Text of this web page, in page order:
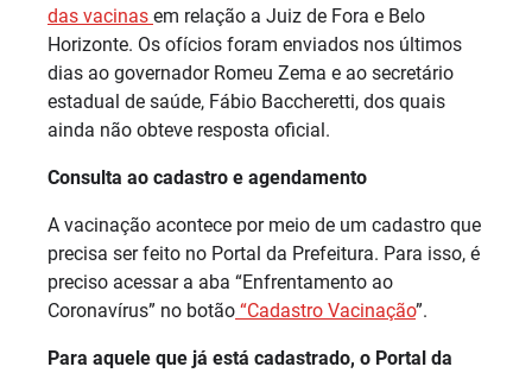
das vacinas em relação a Juiz de Fora e Belo
Horizonte. Os ofícios foram enviados nos últimos
dias ao governador Romeu Zema e ao secretário
estadual de saúde, Fábio Baccheretti, dos quais
ainda não obteve resposta oficial.
Consulta ao cadastro e agendamento
A vacinação acontece por meio de um cadastro que
precisa ser feito no Portal da Prefeitura. Para isso, é
preciso acessar a aba “Enfrentamento ao
Coronavírus” no botão “Cadastro Vacinação”.
Para aquele que já está cadastrado, o Portal da